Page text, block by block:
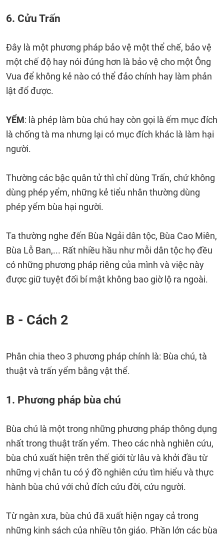
6. Cửu Trấn
Đây là một phương pháp bảo vệ một thể chế, bảo vệ
một chế độ hay nói đúng hơn là bảo vệ cho một Ông
Vua để không kẻ nào có thể đảo chính hay làm phản
lật đổ được.
YỂM: là phép làm bùa chú hay còn gọi là ếm mục đích
là chống tà ma nhưng lại có mục đích khác là làm hại
người.
Thường các bậc quân tử thì chỉ dùng Trấn, chứ không
dùng phép yểm, những kẻ tiểu nhân thường dùng
phép yểm bùa hại người.
Ta thường nghe đến Bùa Ngải dân tộc, Bùa Cao Miên,
Bùa Lỗ Ban,... Rất nhiều hầu như mỗi dân tộc họ đều
có những phương pháp riêng của mình và việc này
được giữ tuyệt đối bí mật không bao giờ lộ ra ngoài.
B - Cách 2
Phân chia theo 3 phương pháp chính là: Bùa chú, tà
thuật và trấn yểm bằng vật thể.
1. Phương pháp bùa chú
Bùa chú là một trong những phương pháp thông dụng
nhất trong thuật trấn yểm. Theo các nhà nghiên cứu,
bùa chú xuất hiện trên thế giới từ lâu và khởi đầu từ
những vị chân tu có ý đồ nghiên cứu tìm hiểu và thực
hành bùa chú với chủ đích cứu đời, cứu người.
Từ ngàn xưa, bùa chú đã xuất hiện ngay cả trong
những kinh sách của nhiều tôn giáo. Phần lớn các bùa